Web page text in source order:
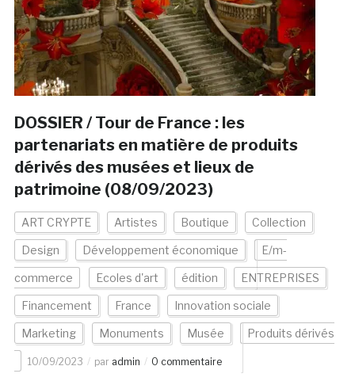
DOSSIER / Tour de France : les
partenariats en matière de produits
dérivés des musées et lieux de
patrimoine (08/09/2023)
ART CRYPTE Artistes Boutique Collection
Design Développement économique E/m-
commerce Ecoles d'art édition ENTREPRISES
Financement France Innovation sociale
Marketing Monuments Musée Produits dérivés
10/09/2023 par admin 0 commentaire